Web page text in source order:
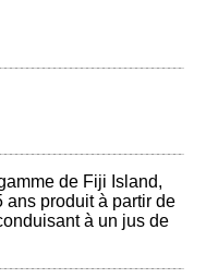
de Fiji Island,
ans produit à partir de
à un jus de